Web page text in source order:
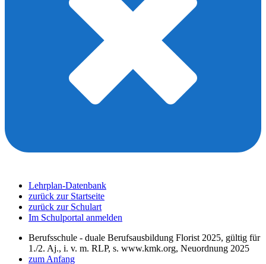
Lehrplan-Datenbank
zurück zur Startseite
zurück zur Schulart
Im Schulportal anmelden
Berufsschule - duale Berufsausbildung Florist 2025, gültig für
1./2. Aj., i. v. m. RLP, s. www.kmk.org, Neuordnung 2025
zum Anfang